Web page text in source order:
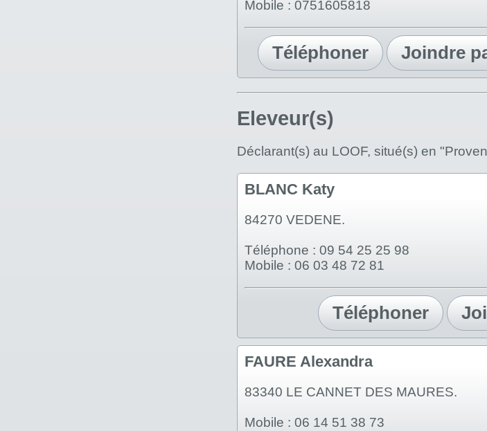
Mobile : 0751605818
Téléphoner Joindre
Eleveur(s)
Déclarant(s) au LOOF, situé(s) en
BLANC Katy
84270 VEDENE.
Téléphone : 09 54 25 25 98
Mobile : 06 03 48 72 81
Téléphoner
FAURE Alexandra
83340 LE CANNET DES MAURES.
Mobile : 06 14 51 38 73